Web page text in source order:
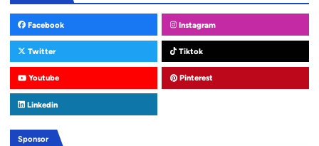
Facebook Instagram
Twitter Tiktok
Youtube Pinterest
Linkedin
Sponsor